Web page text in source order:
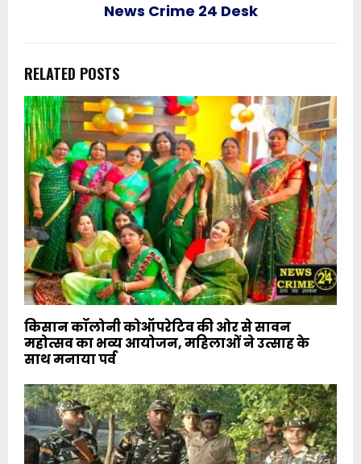
News Crime 24 Desk
RELATED POSTS
किसान कॉलोनी कोऑपरेटिव की ओर से सावन
महोत्सव का भव्य आयोजन, महिलाओं ने उत्साह के
साथ मनाया पर्व